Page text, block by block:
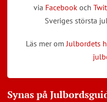
via Facebook och
Sveriges största
Läs mer omJulbordets
Synas på